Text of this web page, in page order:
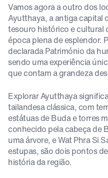
Vamos agora a outro dos
Ayutthaya, a antiga capital
tesouro histórico e cultural
época plena de esplendor.
declarada Património da
sendo uma experiência
que contam a grandeza
Explorar Ayutthaya
tailandesa clássica, com
estátuas de Buda e torres
conhecido pela cabeça de
uma árvore, e Wat Phra Si
estupas, são dois pontos
história da região.